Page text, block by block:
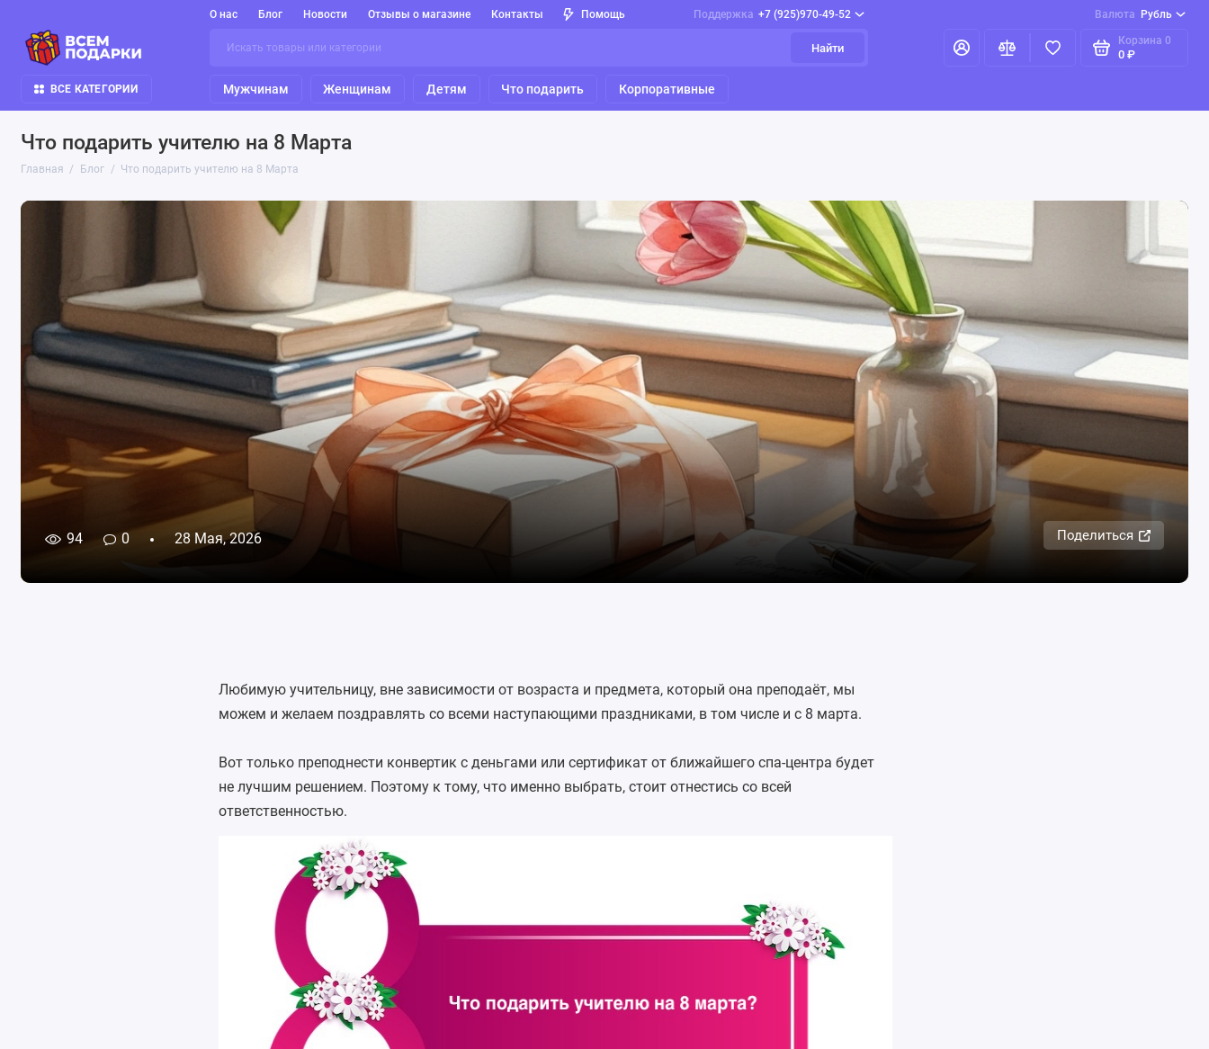
О нас Блог Новости Отзывы о магазине Контакты Помощь Поддержка +7 (925)970-49-52 Валюта Рубль
Найти
Корзина 0
0 ₽
ВСЕ КАТЕГОРИИ Мужчинам Женщинам Детям Что подарить Корпоративные
Что подарить учителю на 8 Марта
Главная Блог Что подарить учителю на 8 Марта
94 0 28 Мая, 2026 Поделиться
Любимую учительницу, вне зависимости от возраста и предмета, который она преподаёт, мы
можем и желаем поздравлять со всеми наступающими праздниками, в том числе и с 8 марта.
Вот только преподнести конвертик с деньгами или сертификат от ближайшего спа-центра будет
не лучшим решением. Поэтому к тому, что именно выбрать, стоит отнестись со всей
ответственностью.